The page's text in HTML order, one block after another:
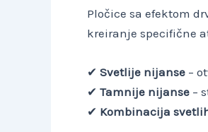
Pločice sa efektom
kreiranje specifične
✔ Svetlije nijanse –
✔ Tamnije nijanse –
✔ Kombinacija